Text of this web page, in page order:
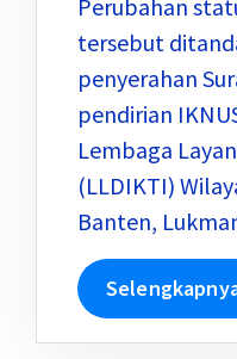
Perubahan
tersebut
penyerahan
pendirian
Lembaga
(LLDIKTI)
Banten,